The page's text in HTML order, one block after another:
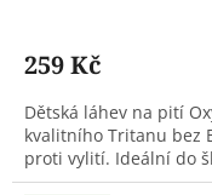
259 Kč
Dětská láhev na pití
kvalitního Tritanu bez
proti vylití. Ideální do